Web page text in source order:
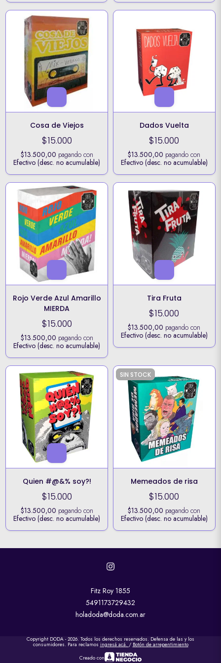
Cosa de Viejos
$15.000
$13.500,00 pagando con
Efectivo (desc. no acumulable)
Dados Vuelta
$15.000
$13.500,00 pagando con
Efectivo (desc. no acumulable)
Rojo Verde Azul Amarillo
MIERDA
$15.000
$13.500,00 pagando con
Efectivo (desc. no acumulable)
Tira Fruta
$15.000
$13.500,00 pagando con
Efectivo (desc. no acumulable)
Quien #@&% soy?!
$15.000
$13.500,00 pagando con
Efectivo (desc. no acumulable)
SIN STOCK
Memeados de risa
$15.000
$13.500,00 pagando con
Efectivo (desc. no acumulable)
Fitz Roy 1855
5491173729432
holadoda@doda.com.ar
Copyright DODA - 2026. Todos los derechos reservados. Defensa de las y los
consumidores. Para reclamos ingresá acá. / Botón de arrepentimiento
Creado con